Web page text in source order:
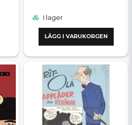
I lager
LÄGG I VARUKORGEN